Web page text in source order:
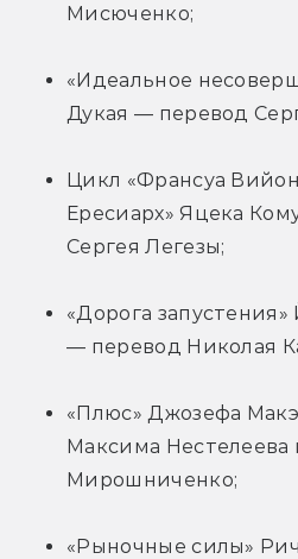
Мисюченко;
«Идеальное
Дукая — перевод
Цикл «Франсуа
Ересиарх» Яцека
Сергея Легезы;
«Дорога
— перевод Николая
«Плюс» Джозефа
Максима Нестелеева
Мирошниченко;
«Рыночные силы»